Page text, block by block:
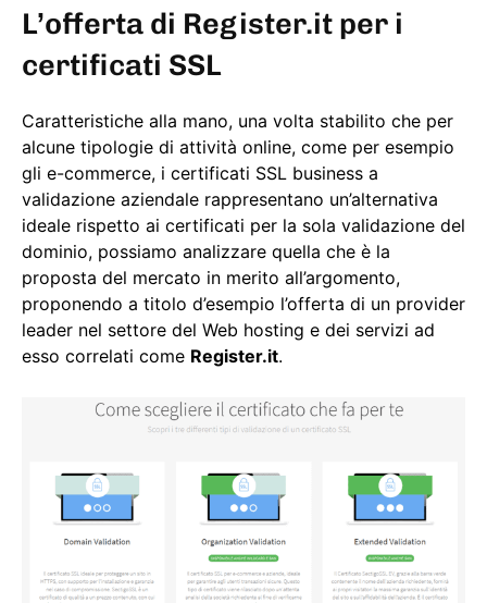
L’offerta di Register.it per i
certificati SSL
Caratteristiche alla mano, una volta stabilito che per
alcune tipologie di attività online, come per esempio
gli e-commerce, i certificati SSL business a
validazione aziendale rappresentano un’alternativa
ideale rispetto ai certificati per la sola validazione del
dominio, possiamo analizzare quella che è la
proposta del mercato in merito all’argomento,
proponendo a titolo d’esempio l’offerta di un provider
leader nel settore del Web hosting e dei servizi ad
esso correlati come Register.it.